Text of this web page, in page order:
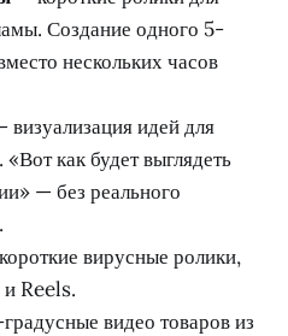
Создание одного 5-
нескольких часов
визуализация идей для
как будет выглядеть
— без реального
вирусные ролики,
Reels.
видео товаров из